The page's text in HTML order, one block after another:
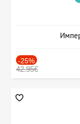
-25%
42.95€